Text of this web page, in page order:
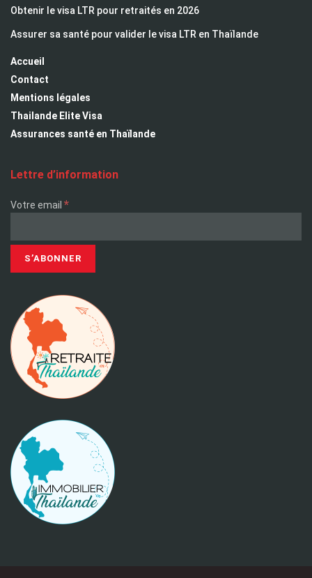
Obtenir le visa LTR pour retraités en 2026
Assurer sa santé pour valider le visa LTR en Thaïlande
Accueil
Contact
Mentions légales
Thailande Elite Visa
Assurances santé en Thaïlande
Lettre d’information
Votre email *